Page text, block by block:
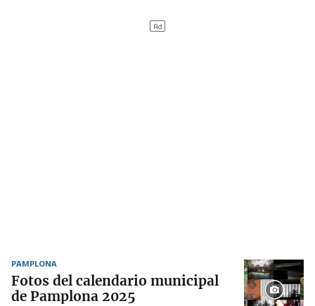
PAMPLONA
Fotos del calendario municipal
de Pamplona 2025